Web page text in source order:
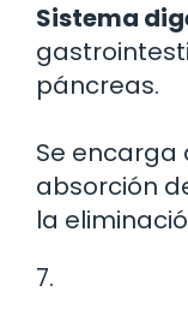
Sistema
páncreas.
Se encarga
absorción
la
7.